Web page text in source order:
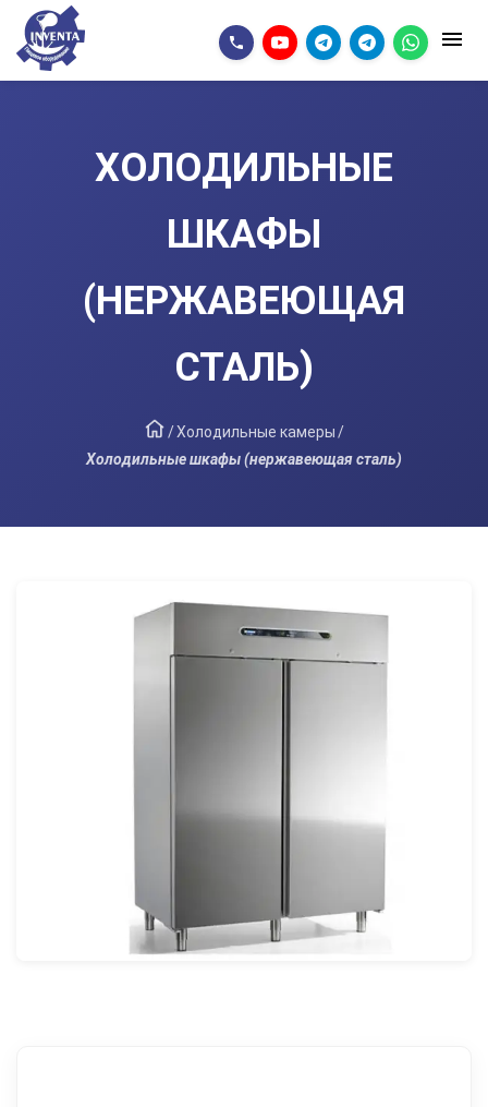
ХОЛОДИЛЬНЫЕ
ШКАФЫ
(НЕРЖАВЕЮЩАЯ
СТАЛЬ)
/Холодильные камеры/
Холодильные шкафы (нержавеющая сталь)